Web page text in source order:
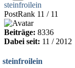
steinfroilein
PostRank 11 / 11
Beiträge: 8336
Dabei seit: 11 / 2012
steinfroilein